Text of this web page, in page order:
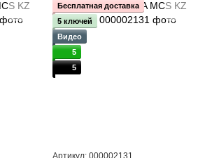
Бесплатная доставка
5 ключей
Видео
5
5
Артикул: 000002131